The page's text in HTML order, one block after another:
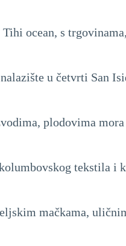
ocean, s
u četvrti San
plodovima
tekstila i
mačkama,